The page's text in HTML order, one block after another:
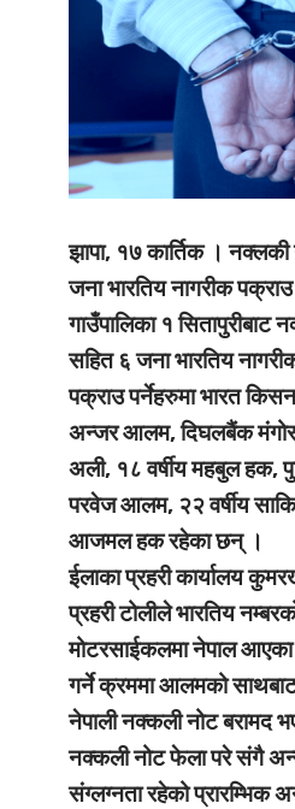
झापा, १७ कार्तिक । नक्लकी
जना भारतिय नागरीक
गाउँपालिका १ सितापुरीबाट
सहित ६ जना भारतिय
पक्राउ पर्नेहरुमा भारत
अन्जर आलम, दिघलबैंक
अली, १८ वर्षीय महबुल हक,
परवेज आलम, २२ वर्षीय
आजमल हक रहेका छन् ।
ईलाका प्रहरी कार्यालय
प्रहरी टोलीले भारतिय
मोटरसाईकलमा नेपाल
गर्ने क्रममा आलमको
नेपाली नक्कली नोट बरामद
नक्कली नोट फेला परे संगै
संग्लग्नता रहेको प्रारम्भिक